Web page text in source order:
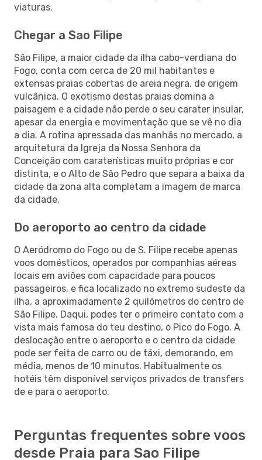
viaturas.
Chegar a Sao Filipe
São Filipe, a maior cidade da ilha cabo-verdiana do
Fogo, conta com cerca de 20 mil habitantes e
extensas praias cobertas de areia negra, de origem
vulcânica. O exotismo destas praias domina a
paisagem e a cidade não perde o seu carater insular,
apesar da energia e movimentação que se vê no dia
a dia. A rotina apressada das manhãs no mercado, a
arquitetura da Igreja da Nossa Senhora da
Conceição com caraterísticas muito próprias e cor
distinta, e o Alto de São Pedro que separa a baixa da
cidade da zona alta completam a imagem de marca
da cidade.
Do aeroporto ao centro da cidade
O Aeródromo do Fogo ou de S. Filipe recebe apenas
voos domésticos, operados por companhias aéreas
locais em aviões com capacidade para poucos
passageiros, e fica localizado no extremo sudeste da
ilha, a aproximadamente 2 quilómetros do centro de
São Filipe. Daqui, podes ter o primeiro contato com a
vista mais famosa do teu destino, o Pico do Fogo. A
deslocação entre o aeroporto e o centro da cidade
pode ser feita de carro ou de táxi, demorando, em
média, menos de 10 minutos. Habitualmente os
hotéis têm disponível serviços privados de transfers
de e para o aeroporto.
Perguntas frequentes sobre voos
desde Praia para Sao Filipe